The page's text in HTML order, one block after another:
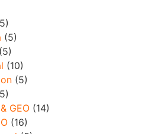
(5)
(5)
(10)
(5)
GEO (14)
(16)